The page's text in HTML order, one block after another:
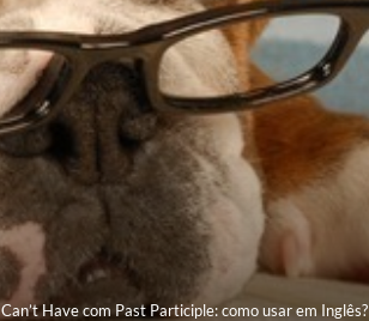
Can’t Have com Past Participle: como usar em Inglês?